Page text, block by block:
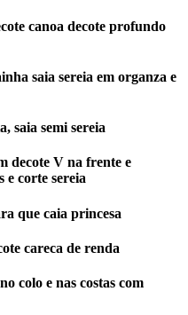
canoa decote profundo
saia sereia em organza e
saia semi sereia
decote V na frente e
e corte sereia
que caia princesa
careca de renda
colo e nas costas com